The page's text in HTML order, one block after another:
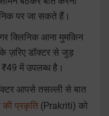
पर जा सकते हैं।
क्लिनिक आना मुमकिन
के ज़रिए डॉक्टर से जुड़
में उपलब्ध है।
आपसे तसल्ली से बात
की प्रकृति (Prakriti) को